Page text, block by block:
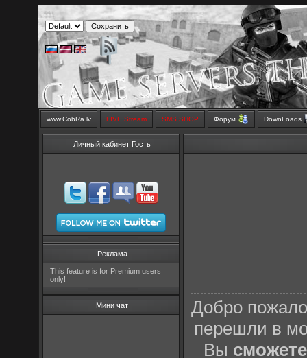
www.CobRa.lv LIVE Stream SMS SHOP Форум DownLoads
Личный кабинет Гость
Реклама
This feature is for Premium users
only!
Мини чат
Добро
перешли в
Вы